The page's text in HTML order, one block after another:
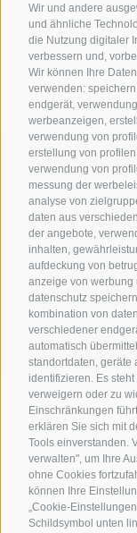
Wir und andere
und ähnliche
die Nutzung digitaler
verbessern und,
Wir können Ihre
verwenden:
endgerät,
werbeanzeigen,
verwendung von
erstellung von
verwendung von
messung der
analyse von
daten aus
der angebote,
inhalten,
aufdeckung von
anzeige von
datenschutz
kombination von
verschiedener
automatisch
standortdaten, geräte
identifizieren. Es
verweigern oder zu
Einschränkungen
erklären Sie sich mit
Tools einverstanden.
verwalten", um Ihre
ohne Cookies
können Ihre
„Cookie-
Schildsymbol unten
AMT FÜR DEN
SOCIAL-MEDIA-RICHTLINIEN
PRIVACY | Cookie
KONTAKTE
GEFÜHRTE
NATURERLEBNISSE